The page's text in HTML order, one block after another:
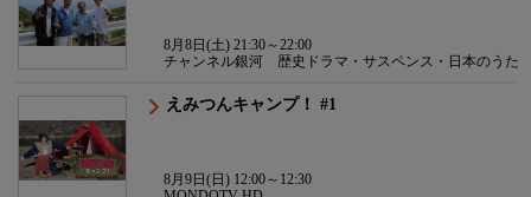
8月8日(土) 21:30～22:00
チャンネル銀河 歴史ドラマ・サスペンス・日本のうた
えみつんキャンプ！ #1
8月9日(日) 12:00～12:30